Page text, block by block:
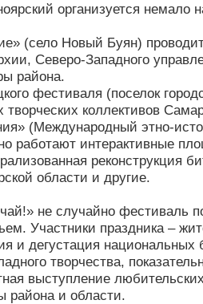
организуется
(село Новый Буян)
Северо-Западного
района.
фестиваля (поселок
коллективов
(Международный этно-
работают интерактивные
реконструкция
области и другие.
не случайно фестиваль
Участники праздника –
и дегустация
творчества,
выступление
района и области.